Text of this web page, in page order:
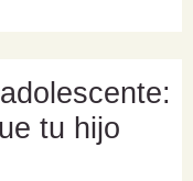
tu hijo